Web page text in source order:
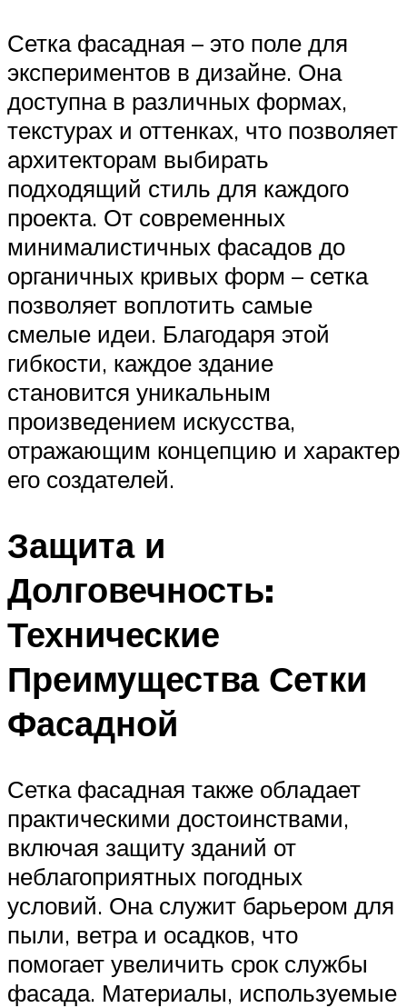
Сетка фасадная – это поле для
экспериментов в дизайне. Она
доступна в различных формах,
текстурах и оттенках, что позволяет
архитекторам выбирать
подходящий стиль для каждого
проекта. От современных
минималистичных фасадов до
органичных кривых форм – сетка
позволяет воплотить самые
смелые идеи. Благодаря этой
гибкости, каждое здание
становится уникальным
произведением искусства,
отражающим концепцию и характер
его создателей.
Защита и
Долговечность:
Технические
Преимущества Сетки
Фасадной
Сетка фасадная также обладает
практическими достоинствами,
включая защиту зданий от
неблагоприятных погодных
условий. Она служит барьером для
пыли, ветра и осадков, что
помогает увеличить срок службы
фасада. Материалы, используемые